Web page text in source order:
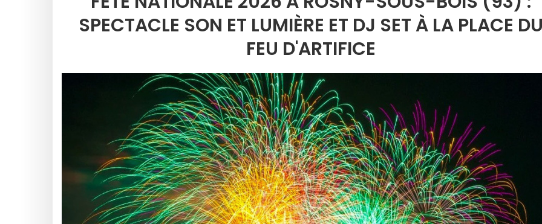
SPECTACLE SON ET LUMIÈRE ET DJ SET À LA PLACE
FEU D'ARTIFICE